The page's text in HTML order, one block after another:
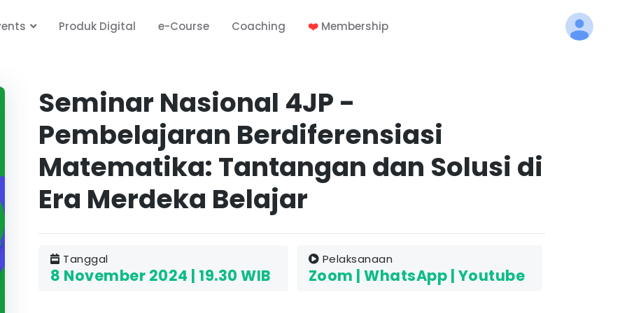
Produk Digital e-Course Coaching ❤️Membership
Seminar Nasional 4JP -
Pembelajaran Berdiferensiasi
Matematika: Tantangan dan Solusi di
Era Merdeka Belajar
Tanggal
8 November 2024 | 19.30 WIB
Pelaksanaan
Zoom | WhatsApp | Youtube